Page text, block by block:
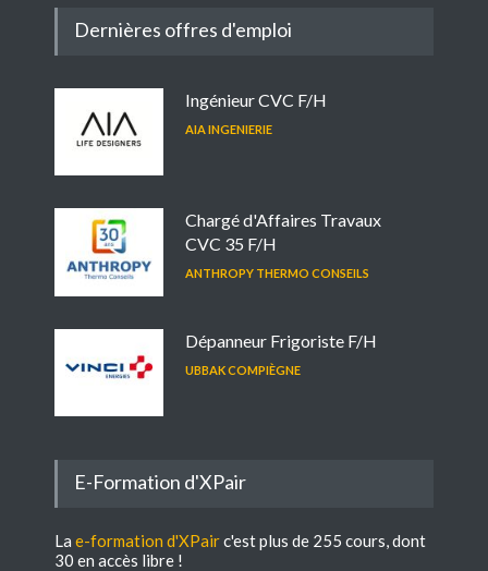
Dernières offres d'emploi
Ingénieur CVC F/H
AIA INGENIERIE
Chargé d'Affaires Travaux
CVC 35 F/H
ANTHROPY THERMO CONSEILS
Dépanneur Frigoriste F/H
UBBAK COMPIÈGNE
E-Formation d'XPair
La e-formation d'XPairc'est plus de 255 cours, dont
30 en accès libre !